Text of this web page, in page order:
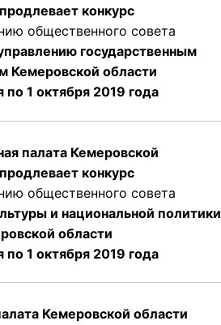
продлевает конкурс
общественного совета
государственным
Кемеровской области
по 1 октября 2019 года
палата Кемеровской
продлевает конкурс
общественного совета
и национальной политики
области
по 1 октября 2019 года
Кемеровской области